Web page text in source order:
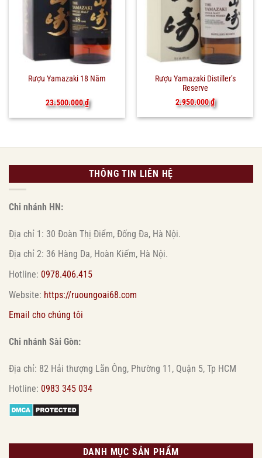
Rượu Yamazaki 18 Năm
23.500.000₫
Rượu Yamazaki Distiller’s
Reserve
2.950.000₫
THÔNG TIN LIÊN HỆ
Chi nhánh HN:
Địa chỉ 1: 30 Đoàn Thị Điểm, Đống Đa, Hà Nội.
Địa chỉ 2: 36 Hàng Da, Hoàn Kiếm, Hà Nội.
Hotline: 0978.406.415
Website: https://ruoungoai68.com
Email cho chúng tôi
Chi nhánh Sài Gòn:
Địa chỉ: 82 Hải thượng Lãn Ông, Phường 11, Quận 5, Tp HCM
Hotline: 0983 345 034
DANH MỤC SẢN PHẨM